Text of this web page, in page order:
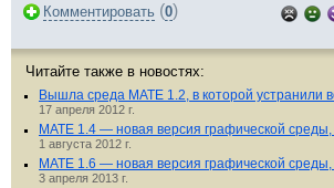
Комментировать (0)
Читайте также в новостях:
Вышла среда MATE 1.2, в которой устранили
17 апреля 2012 г.
MATE 1.4 — новая версия графической
1 августа 2012 г.
MATE 1.6 — новая версия графической
3 апреля 2013 г.